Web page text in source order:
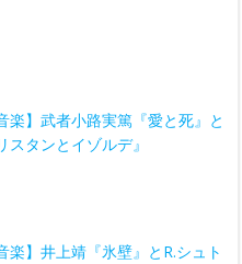
楽】武者小路実篤『愛と死』と
タンとイゾルデ』
楽】井上靖『氷壁』とR.シュト